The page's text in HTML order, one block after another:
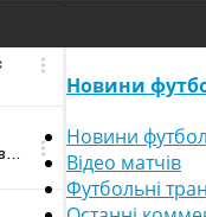
Новини
Новини
Відео матчів
Футбольні